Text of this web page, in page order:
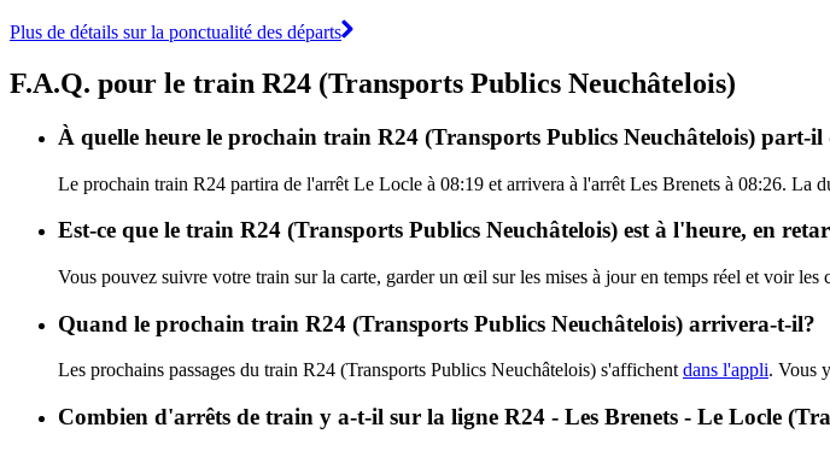
Plus de détails sur la ponctualité des départs
F.A.Q. pour le train R24 (Transports Publics Neuchâtelois)
À quelle heure le prochain train R24 (Transports Publics Neuchâtelois) part-
Le prochain train R24 partira de l'arrêt Le Locle à 08:19 et arrivera à l'arrêt Les Brenets à 08:26. La
Est-ce que le train R24 (Transports Publics Neuchâtelois) est à l'heure, en
Vous pouvez suivre votre train sur la carte, garder un œil sur les mises à jour en temps réel et voir
Quand le prochain train R24 (Transports Publics Neuchâtelois) arrivera-t-il?
Les prochains passages du train R24 (Transports Publics Neuchâtelois) s'affichent dans l'appli. Vous
Combien d'arrêts de train y a-t-il sur la ligne R24 - Les Brenets - Le Locle